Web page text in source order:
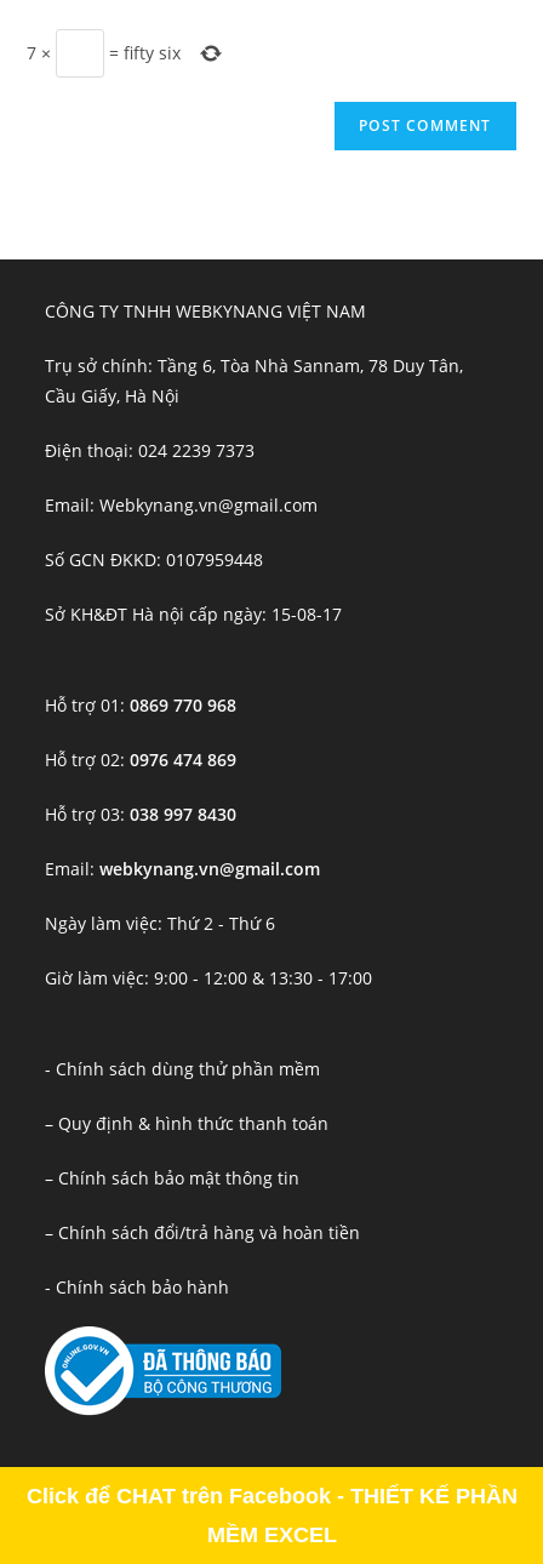
7 × =fifty six
CÔNG TY TNHH WEBKYNANG VIỆT NAM
Trụ sở chính: Tầng 6, Tòa Nhà Sannam, 78 Duy Tân,
Cầu Giấy, Hà Nội
Điện thoại: 024 2239 7373
Email: Webkynang.vn@gmail.com
Số GCN ĐKKD: 0107959448
Sở KH&ĐT Hà nội cấp ngày: 15-08-17
Hỗ trợ 01:0869 770 968
Hỗ trợ 02:0976 474 869
Hỗ trợ 03:038 997 8430
Email:webkynang.vn@gmail.com
Ngày làm việc: Thứ 2 - Thứ 6
Giờ làm việc: 9:00 - 12:00 & 13:30 - 17:00
- Chính sách dùng thử phần mềm
– Quy định & hình thức thanh toán
– Chính sách bảo mật thông tin
– Chính sách đổi/trả hàng và hoàn tiền
- Chính sách bảo hành
Copyright - OceanWP Theme by OceanWP
Click để CHAT trên Facebook - THIẾT KẾ PHẦN
MỀM EXCEL